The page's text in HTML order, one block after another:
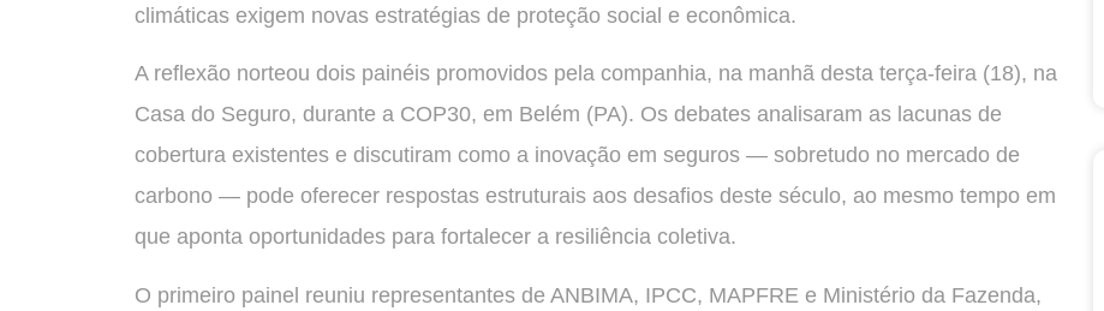
climáticas exigem novas estratégias de proteção social e econômica.
A reflexão norteou dois painéis promovidos pela companhia, na manhã desta terça-feira (18), na
Casa do Seguro, durante a COP30, em Belém (PA). Os debates analisaram as lacunas de
cobertura existentes e discutiram como a inovação em seguros — sobretudo no mercado de
carbono — pode oferecer respostas estruturais aos desafios deste século, ao mesmo tempo em
que aponta oportunidades para fortalecer a resiliência coletiva.
O primeiro painel reuniu representantes de ANBIMA, IPCC, MAPFRE e Ministério da Fazenda,